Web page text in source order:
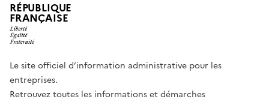
RÉPUBLIQUE
FRANÇAISE
Le site officiel d’information administrative pour les
entreprises.
Retrouvez toutes les informations et démarches